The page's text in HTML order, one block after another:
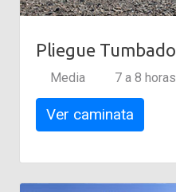
Pliegue Tumbado
Media 7 a 8 horas
Ver caminata